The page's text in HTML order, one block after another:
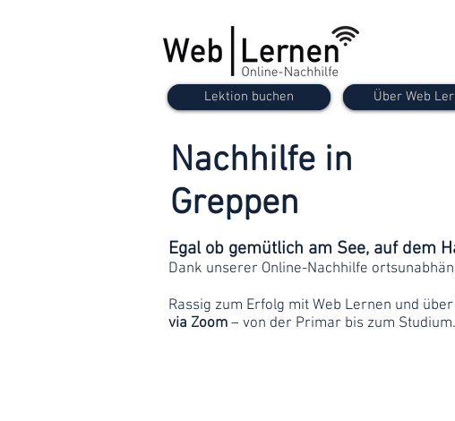
Lektion buchen Über Web
Nachhilfe in
Greppen
Egal ob gemütlich am See, auf dem
Dank unserer Online-Nachhilfe
Rassig zum Erfolg mit Web Lernen und
via Zoom – von der Primar bis zum Studium.